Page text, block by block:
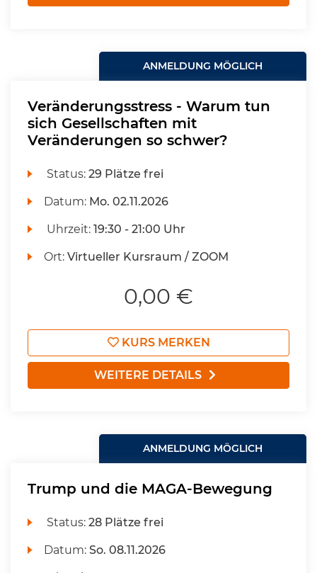
ANMELDUNG MÖGLICH
Veränderungsstress - Warum tun
sich Gesellschaften mit
Veränderungen so schwer?
Status:29 Plätze frei
Datum: Mo. 02.11.2026
Uhrzeit:19:30 - 21:00 Uhr
Ort:Virtueller Kursraum / ZOOM
0,00 €
KURS MERKEN
WEITERE DETAILS
ANMELDUNG MÖGLICH
Trump und die MAGA-Bewegung
Status:28 Plätze frei
Datum:So. 08.11.2026